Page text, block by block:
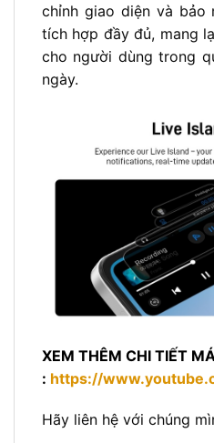
chỉnh giao diện và bảo
tích hợp đầy đủ, mang
cho người dùng trong
ngày.
XEM THÊM CHI TIẾT
: https://
Hãy liên hệ với chúng